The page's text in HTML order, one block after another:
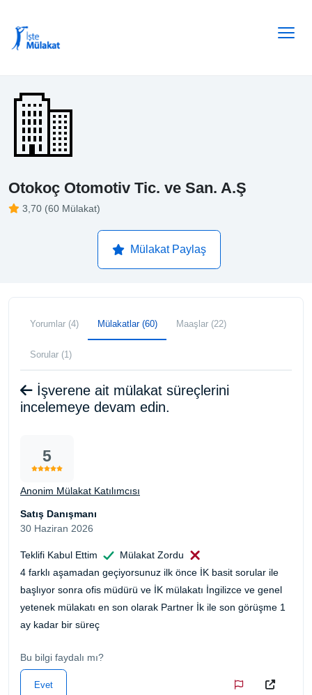
Otokoç Otomotiv Tic. ve San. A.Ş
3,70 (60 Mülakat)
Mülakat Paylaş
Yorumlar (4) Mülakatlar (60) Maaşlar (22)
Sorular (1)
İşverene ait mülakat süreçlerini
incelemeye devam edin.
5
Anonim Mülakat Katılımcısı
Satış Danışmanı
30 Haziran 2026
Teklifi Kabul Ettim
Mülakat Zordu
4 farklı aşamadan geçiyorsunuz ilk önce İK basit sorular ile
başlıyor sonra ofis müdürü ve İK mülakatı İngilizce ve genel
yetenek mülakatı en son olarak Partner İk ile son görüşme 1
ay kadar bir süreç
Bu bilgi faydalı mı?
Evet